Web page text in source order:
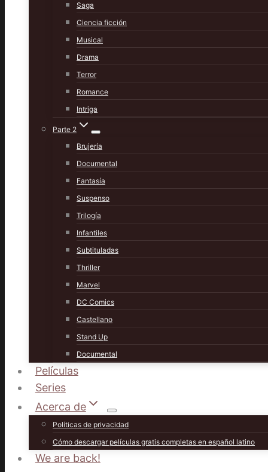
Saga
Ciencia ficción
Musical
Drama
Terror
Romance
Intriga
Parte 2
Brujería
Documental
Fantasía
Suspenso
Trilogía
Infantiles
Subtituladas
Thriller
Marvel
DC Comics
Castellano
Stand Up
Documental
Películas
Series
Acerca de
Políticas de privacidad
Cómo descargar películas gratis completas en español latino
We are back!